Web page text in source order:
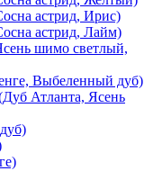
астрид, Ирис)
астрид, Лайм)
шимо светлый,
Выбеленный дуб)
Атланта, Ясень